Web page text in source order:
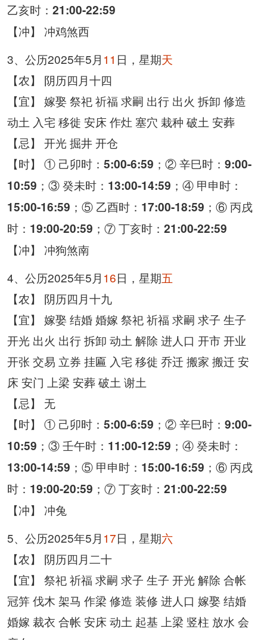
乙亥时： 21:00-22:59
【冲】 冲鸡煞西
3、公历2025年5月 11 日，星期天
【农】 阴历四月十四
【宜】 嫁娶 祭祀 祈福 求嗣 出行 出火 拆卸 修造
动土 入宅 移徙 安床 作灶 塞穴 栽种 破土 安葬
【忌】 开光 掘井 开仓
【时】 ① 己卯时： 5:00-6:59 ；② 辛巳时： 9:00-
10:59 ；③ 癸未时： 13:00-14:59 ；④ 甲申时：
15:00-16:59 ；⑤ 乙酉时： 17:00-18:59 ；⑥ 丙戌
时： 19:00-20:59 ；⑦ 丁亥时： 21:00-22:59
【冲】 冲狗煞南
4、公历2025年5月 16日，星期五
【农】 阴历四月十九
【宜】 嫁娶 结婚 婚嫁 祭祀 祈福 求嗣 求子 生子
开光 出火 出行 拆卸 动土 解除 进人口 开市 开业
开张 交易 立券 挂匾 入宅 移徙 乔迁 搬家 搬迁 安
床 安门 上梁 安葬 破土 谢土
【忌】 无
【时】 ① 己卯时： 5:00-6:59 ；② 辛巳时： 9:00-
10:59 ；③ 壬午时： 11:00-12:59 ；④ 癸未时：
13:00-14:59 ；⑤ 甲申时： 15:00-16:59 ；⑥ 丙戌
时： 19:00-20:59 ；⑦ 丁亥时： 21:00-22:59
【冲】 冲兔
5、公历2025年5月 17日，星期六
【农】 阴历四月二十
【宜】 祭祀 祈福 求嗣 求子 生子 开光 解除 合帐
冠笄 伐木 架马 作梁 修造 装修 进人口 嫁娶 结婚
婚嫁 裁衣 合帐 安床 动土 起基 上梁 竖柱 放水 会